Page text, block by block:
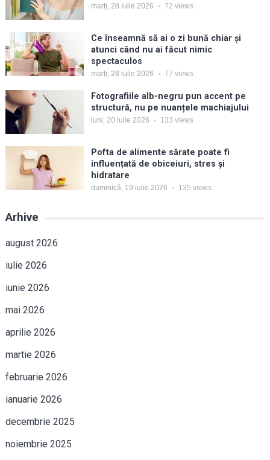
marți, 28 iulie 2026 72 views
Ce înseamnă să ai o zi bună chiar și
atunci când nu ai făcut nimic
spectaculos
marți, 28 iulie 2026 77 views
Fotografiile alb-negru pun accent pe
structură, nu pe nuanțele machiajului
luni, 20 iulie 2026 133 views
Pofta de alimente sărate poate fi
influențată de obiceiuri, stres și
hidratare
duminică, 19 iulie 2026 135 views
Arhive
august 2026
iulie 2026
iunie 2026
mai 2026
aprilie 2026
martie 2026
februarie 2026
ianuarie 2026
decembrie 2025
noiembrie 2025